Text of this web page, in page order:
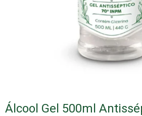
Álcool Gel 500ml